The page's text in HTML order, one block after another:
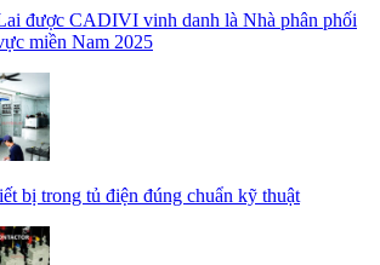
được CADIVI vinh danh là Nhà phân phối
miền Nam 2025
bị trong tủ điện đúng chuẩn kỹ thuật